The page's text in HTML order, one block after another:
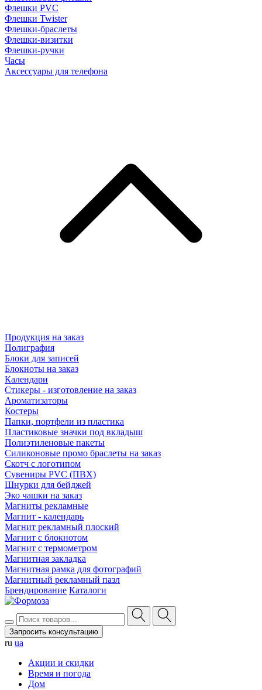
Флешки PVC
Флешки Twister
Флешки-браслеты
Флешки-визитки
Флешки-ручки
Часы
Аксессуары для телефона
Продукция на заказ
Полиграфия
Блоки для записей
Блокноты на заказ
Календари
Стикеры - изготовление на заказ
Ароматизаторы
Костеры
Папки, портфели из пластика
Пластиковые значки под вкладыш
Полиэтиленовые пакеты
Силиконовые промо браслеты на заказ
Скотч с логотипом
Сувениры PVC (ПВХ)
Шнурки для бейджей
Эко чашки на заказ
Магниты рекламные
Магнит - календарь
Магнит рекламный плоский
Магнит с блокнотом
Магнит с термометром
Магнитная закладка
Магнитная рамка для фотографий
Магнитный рекламный пазл
Брендирование Каталоги
Запросить консультацию
ru ua
Акции и скидки
Время и погода
Дом